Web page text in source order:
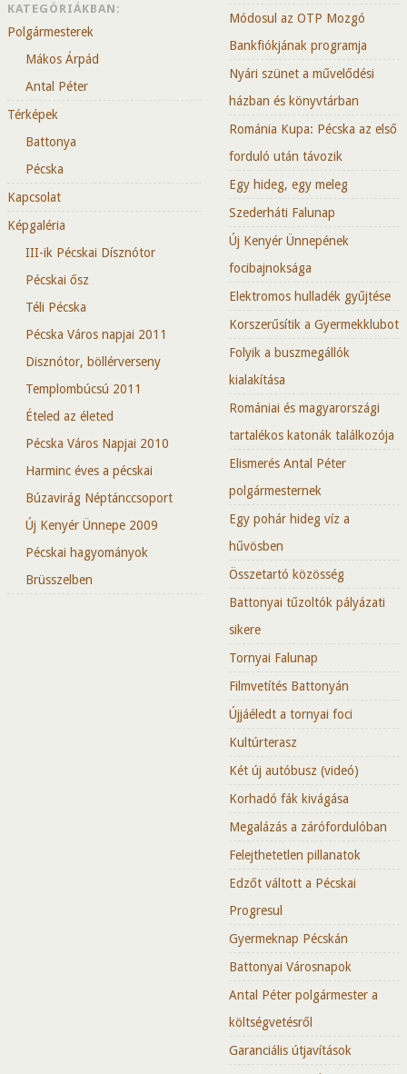
KATEGÓRIÁKBAN:
Polgármesterek
Mákos Árpád
Antal Péter
Térképek
Battonya
Pécska
Kapcsolat
Képgaléria
III-ik Pécskai Dísznótor
Pécskai ősz
Téli Pécska
Pécska Város napjai 2011
Disznótor, böllérverseny
Templombúcsú 2011
Ételed az életed
Pécska Város Napjai 2010
Harminc éves a pécskai
Búzavirág Néptánccsoport
Új Kenyér Ünnepe 2009
Pécskai hagyományok
Brüsszelben
Módosul az OTP Mozgó
Bankfiókjának programja
Nyári szünet a művelődési
házban és könyvtárban
Románia Kupa: Pécska az első
forduló után távozik
Egy hideg, egy meleg
Szederháti Falunap
Új Kenyér Ünnepének
focibajnoksága
Elektromos hulladék gyűjtése
Korszerűsítik a Gyermekklubot
Folyik a buszmegállók
kialakítása
Romániai és magyarországi
tartalékos katonák találkozója
Elismerés Antal Péter
polgármesternek
Egy pohár hideg víz a
hűvösben
Összetartó közösség
Battonyai tűzoltók pályázati
sikere
Tornyai Falunap
Filmvetítés Battonyán
Újjáéledt a tornyai foci
Kultúrterasz
Két új autóbusz (videó)
Korhadó fák kivágása
Megalázás a zárófordulóban
Felejthetetlen pillanatok
Edzőt váltott a Pécskai
Progresul
Gyermeknap Pécskán
Battonyai Városnapok
Antal Péter polgármester a
költségvetésről
Garanciális útjavítások